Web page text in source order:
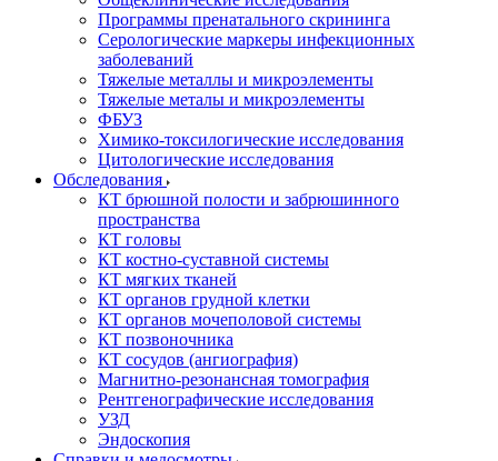
Программы пренатального скрининга
Серологические маркеры инфекционных
заболеваний
Тяжелые металлы и микроэлементы
Тяжелые металы и микроэлементы
ФБУЗ
Химико-токсилогические исследования
Цитологические исследования
Обследования
КТ брюшной полости и забрюшинного
пространства
КТ головы
КТ костно-суставной системы
КТ мягких тканей
КТ органов грудной клетки
КТ органов мочеполовой системы
КТ позвоночника
КТ сосудов (ангиография)
Магнитно-резонансная томография
Рентгенографические исследования
УЗД
Эндоскопия